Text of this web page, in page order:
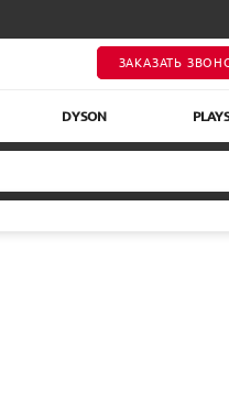
ЗАКАЗАТЬ
DYSON